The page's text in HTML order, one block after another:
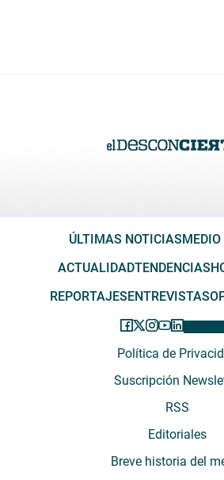
ÚLTIMAS NOTICIAS
ACTUALIDADTENDENCIAS
REPORTAJESENTREVISTAS
Política de
Suscripción
RSS
Editoriales
Breve historia del